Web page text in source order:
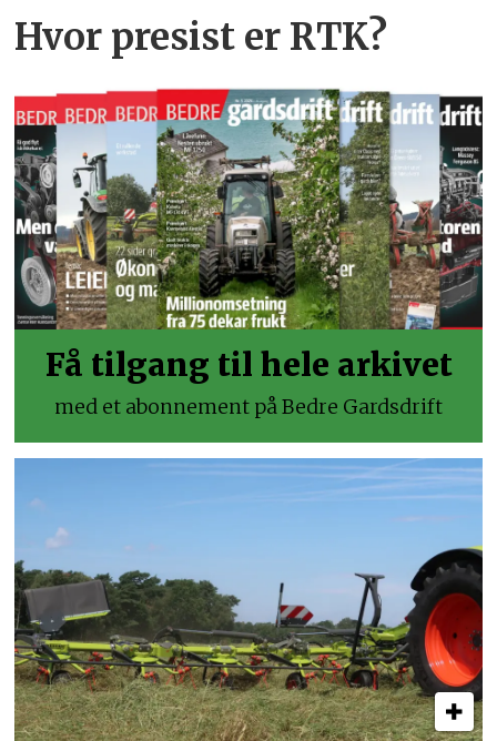
Hvor presist er RTK?
Få tilgang til hele arkivet
med et abonnement på Bedre Gardsdrift